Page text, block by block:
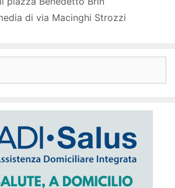
di via Macinghi Strozzi